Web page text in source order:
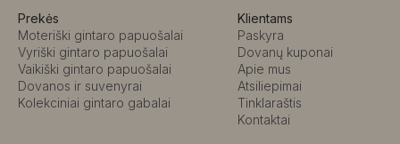
Prekės
Moteriški gintaro papuošalai
Vyriški gintaro papuošalai
Vaikiški gintaro papuošalai
Dovanos ir suvenyrai
Kolekciniai gintaro gabalai
Klientams
Paskyra
Dovanų kuponai
Apie mus
Atsiliepimai
Tinklaraštis
Kontaktai